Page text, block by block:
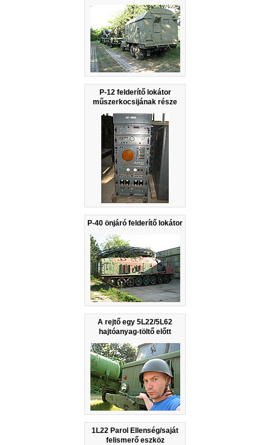
P-12 felderítő lokátor
műszerkocsijának része
P-40 önjáró felderítő lokátor
A rejtő egy 5L22/5L62
hajtóanyag-töltő előtt
1L22 Parol Ellenség/saját
felismerő eszköz